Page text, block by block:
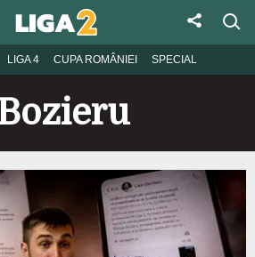
LIGA 4 CUPA ROMÂNIEI SPECIAL